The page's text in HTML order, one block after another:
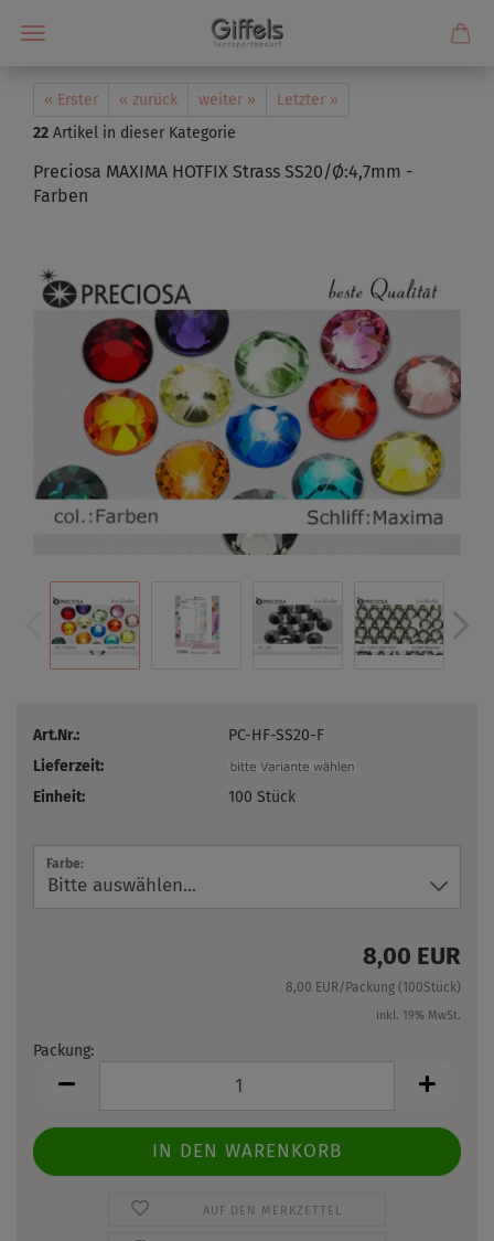
« Erster « zurück weiter »
Letzter »
22 Artikel in dieser Kategorie
Preciosa MAXIMA HOTFIX Strass SS20/Ø:4,7mm -
Farben
Art.Nr.:
PC-HF-SS20-F
Lieferzeit:
Einheit:
100 Stück
Farbe:
8,00 EUR
8,00 EUR/Packung (100Stück)
inkl. 19% MwSt.
Packung:
AUF DEN MERKZETTEL